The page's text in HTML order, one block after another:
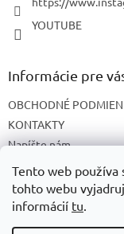
Tento web používa
tohto webu
informácií tu.
YOUTUBE
Informácie pre
OBCHODNÉ
KONTAKTY
Napíšte nám